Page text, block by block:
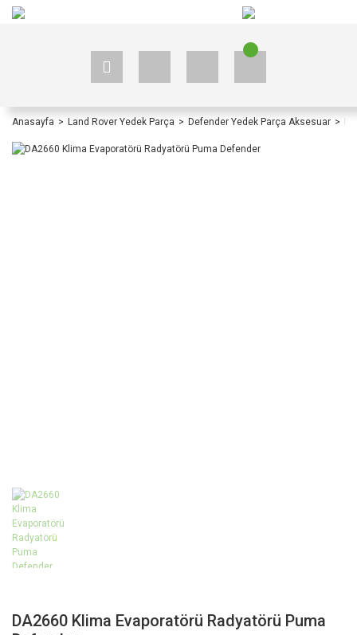
Anasayfa Land Rover Yedek Parça Defender Yedek Parça Aksesuar
DA2660 Klima Evaporatörü Radyatörü Puma